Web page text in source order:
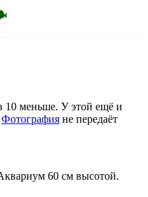
10 меньше. У этой ещё и
Фотография не передаёт
60 см высотой.